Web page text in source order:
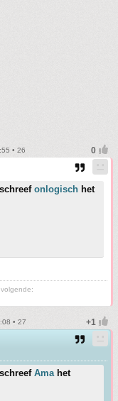
• 26
schreef onlogisch het
• 27
schreef Ama het